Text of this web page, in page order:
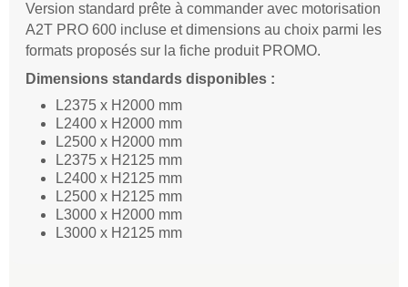
Version standard prête à commander avec motorisation
A2T PRO 600 incluse et dimensions au choix parmi les
formats proposés sur la fiche produit PROMO.
Dimensions standards disponibles :
L2375 x H2000 mm
L2400 x H2000 mm
L2500 x H2000 mm
L2375 x H2125 mm
L2400 x H2125 mm
L2500 x H2125 mm
L3000 x H2000 mm
L3000 x H2125 mm